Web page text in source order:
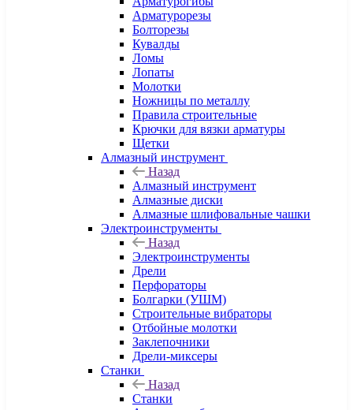
Арматурорезы
Болторезы
Кувалды
Ломы
Лопаты
Молотки
Ножницы по металлу
Правила строительные
Крючки для вязки арматуры
Щетки
Алмазный инструмент
Назад
Алмазный инструмент
Алмазные диски
Алмазные шлифовальные чашки
Электроинструменты
Назад
Электроинструменты
Дрели
Перфораторы
Болгарки (УШМ)
Строительные вибраторы
Отбойные молотки
Заклепочники
Дрели-миксеры
Станки
Назад
Станки